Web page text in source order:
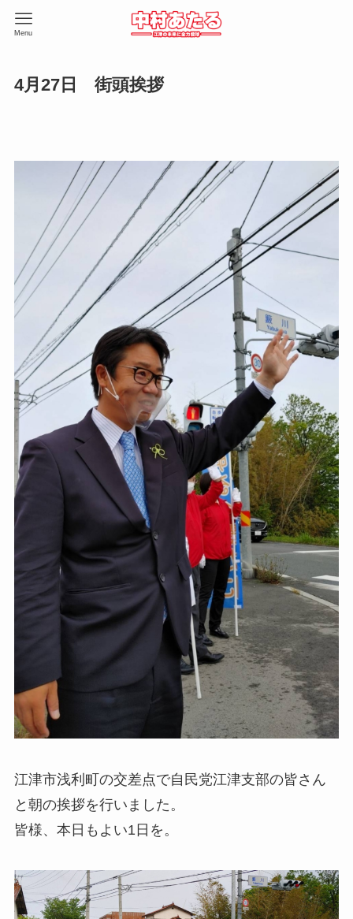
Menu
4月27日 街頭挨拶
江津市浅利町の交差点で自民党江津支部の皆さん
と朝の挨拶を行いました。
皆様、本日もよい1日を。